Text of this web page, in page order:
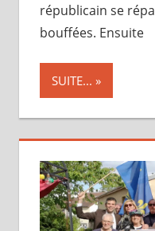
républicain se
bouffées. Ensuite
SUITE...